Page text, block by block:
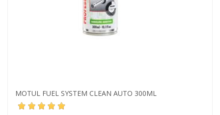
MOTUL FUEL SYSTEM CLEAN AUTO 300ML